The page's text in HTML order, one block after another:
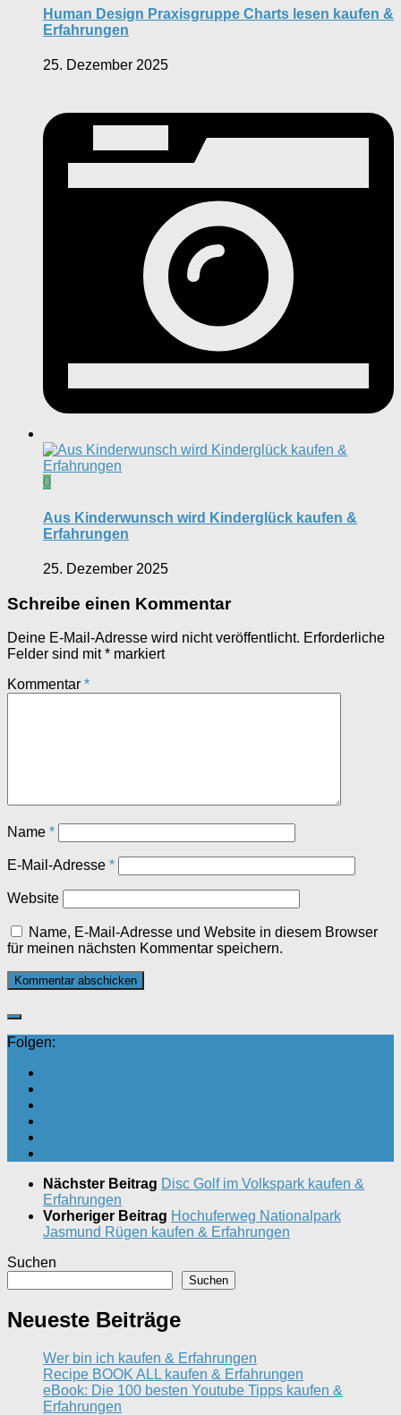
Human Design Praxisgruppe Charts lesen kaufen &
Erfahrungen
25. Dezember 2025
0
Aus Kinderwunsch wird Kinderglück kaufen &
Erfahrungen
25. Dezember 2025
Schreibe einen Kommentar
Deine E-Mail-Adresse wird nicht veröffentlicht. Erforderliche
Felder sind mit* markiert
Kommentar *
Name *
E-Mail-Adresse *
Website
Name, E-Mail-Adresse und Website in diesem Browser
für meinen nächsten Kommentar speichern.
Folgen:
Nächster Beitrag Disc Golf im Volkspark kaufen &
Erfahrungen
Vorheriger Beitrag Hochuferweg Nationalpark
Jasmund Rügen kaufen & Erfahrungen
Suchen
Suchen
Neueste Beiträge
Wer bin ich kaufen & Erfahrungen
Recipe BOOK ALL kaufen & Erfahrungen
eBook: Die 100 besten Youtube Tipps kaufen &
Erfahrungen